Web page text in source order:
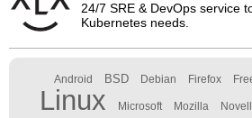
24/7 SRE & DevOps service
Kubernetes needs.
Android BSD Debian Firefox
Linux Microsoft Mozilla Novell